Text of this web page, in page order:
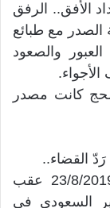
الأُفق.. الرفق
الصدر مع طبائع
والصعود
كانت مصدر
رَدّ القضاء..
المقال أعلاه من أرشيفي، كتبته في 23/8/2019 عقب
السعودي في